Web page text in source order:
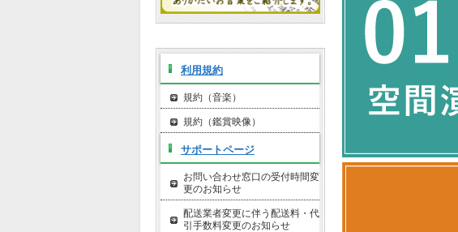
利用規約
規約（音楽）
規約（鑑賞映像）
サポートページ
お問い合わせ窓口の受付時間変
更のお知らせ
配送業者変更に伴う配送料・代
引手数料変更のお知らせ